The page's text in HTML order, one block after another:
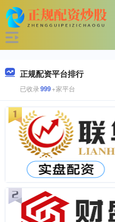
正规配资平台排行
已收录999+家平台